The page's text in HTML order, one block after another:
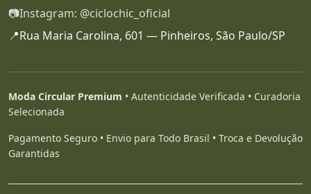
📷Instagram: @ciclochic_oficial
📍Rua Maria Carolina, 601 — Pinheiros, São Paulo/SP
Moda Circular Premium • Autenticidade Verificada • Curadoria
Selecionada
Pagamento Seguro • Envio para Todo Brasil • Troca e Devolução
Garantidas